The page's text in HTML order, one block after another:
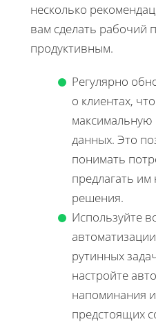
несколько
вам сделать рабочий
продуктивным.
Регулярно
о клиентах,
максимальную
данных. Это
понимать
предлагать
решения.
Используйте
рутинных
настройте
напоминания
предстоящих